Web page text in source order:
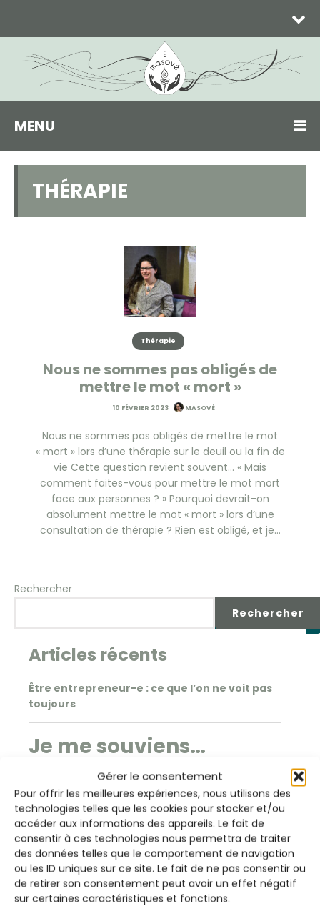
Gérer le consentement
Pour offrir les meilleures expériences, nous utilisons des
technologies telles que les cookies pour stocker et/ou
accéder aux informations des appareils. Le fait de
consentir à ces technologies nous permettra de traiter
des données telles que le comportement de navigation
ou les ID uniques sur ce site. Le fait de ne pas consentir ou
de retirer son consentement peut avoir un effet négatif
sur certaines caractéristiques et fonctions.
MENU
THÉRAPIE
Thérapie
Nous ne sommes pas obligés de
mettre le mot « mort »
10 FÉVRIER 2023 MASOVÉ
Nous ne sommes pas obligés de mettre le mot
« mort » lors d’une thérapie sur le deuil ou la fin de
vie Cette question revient souvent… « Mais
comment faites-vous pour mettre le mot mort
face aux personnes ? » Pourquoi devrait-on
absolument mettre le mot « mort » lors d’une
consultation de thérapie ? Rien est obligé, et je…
Rechercher
Rechercher
Articles récents
Être entrepreneur-e : ce que l’on ne voit pas
toujours
Je me souviens…
Que devrais-tu
rechercher chez un
thérapeute ?